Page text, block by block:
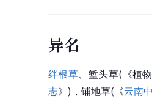
异名
绊根草 、堑头草(《植
志》)， 铺地草(《云南